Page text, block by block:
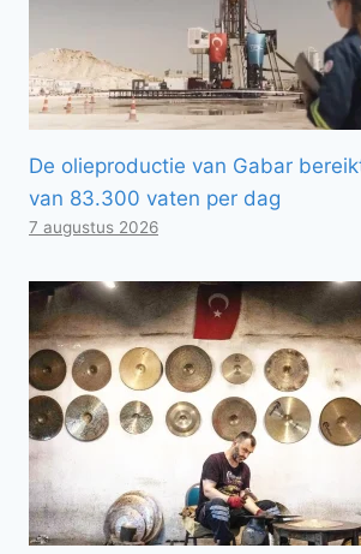
De olieproductie van Gabar
van 83.300 vaten per dag
7 augustus 2026